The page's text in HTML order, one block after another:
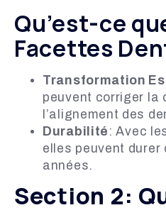
Qu’est-ce
Facettes
Transformation
peuvent corriger la
l’alignement des
Durabilité : Avec
elles peuvent durer
années.
Section 2: